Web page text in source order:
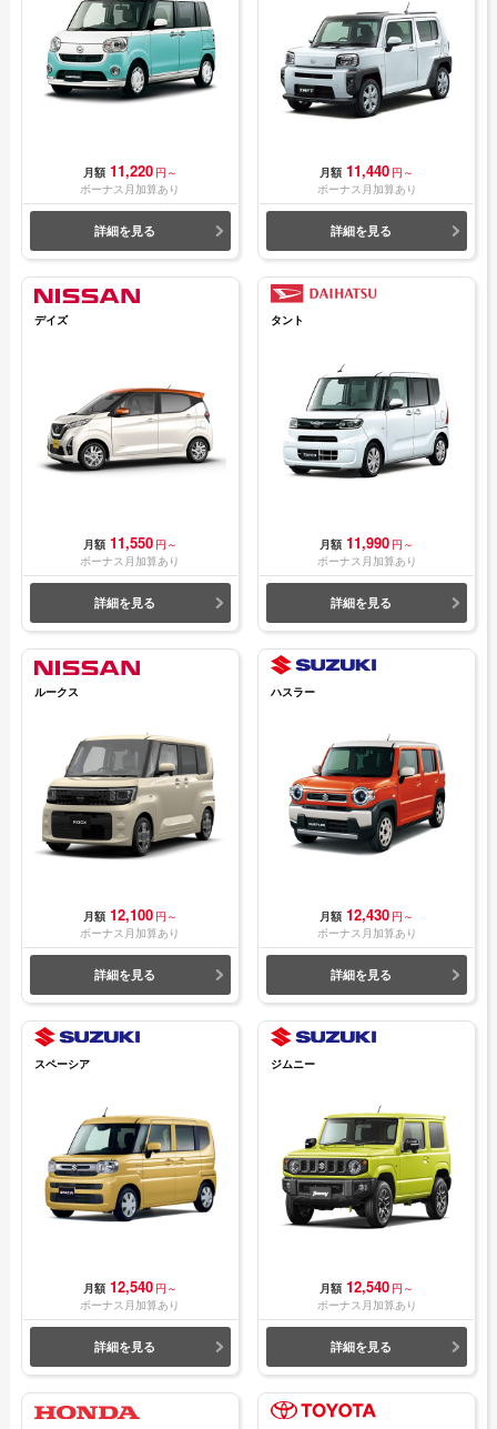
月額 11,220 円～
ボーナス月加算あり
詳細を見る
月額 11,440 円～
ボーナス月加算あり
詳細を見る
デイズ
月額 11,550 円～
ボーナス月加算あり
詳細を見る
タント
月額 11,990 円～
ボーナス月加算あり
詳細を見る
ルークス
月額 12,100 円～
ボーナス月加算あり
詳細を見る
ハスラー
月額 12,430 円～
ボーナス月加算あり
詳細を見る
スペーシア
月額 12,540 円～
ボーナス月加算あり
詳細を見る
ジムニー
月額 12,540 円～
ボーナス月加算あり
詳細を見る